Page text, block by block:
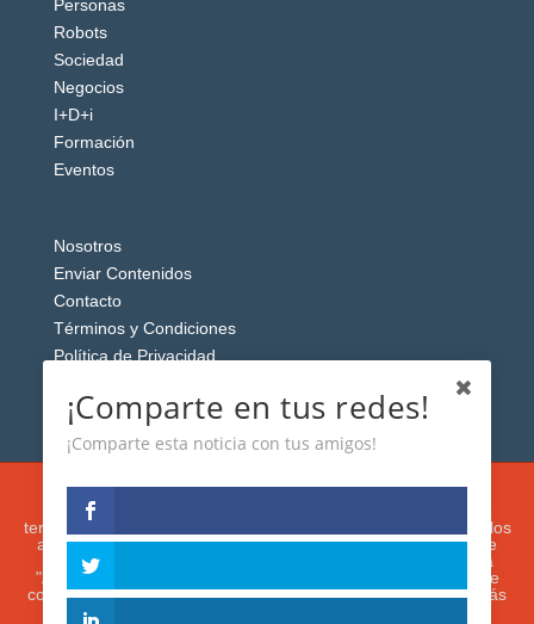
Personas
Robots
Sociedad
Negocios
I+D+i
Formación
Eventos
Nosotros
Enviar Contenidos
Contacto
Términos y Condiciones
Política de Privacidad
Esta web usa cookies analíticas y publicitarias (propias y de
terceros) para analizar el tráfico y personalizar el contenido y los
anuncios que le mostremos de acuerdo con su navegación e
intereses, buscando así mejorar su experiencia. Si presiona
"Aceptar" o continúa navegando, acepta su utilización. Puede
configurar o rechazar su uso presionando "Configuración". Más
¡Comparte en tus redes!
¡Comparte esta noticia con tus amigos!